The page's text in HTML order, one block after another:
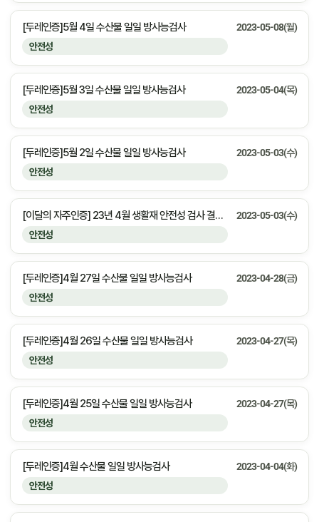
안전성
[두레인증]5월 4일 수산물 일일 방사능검사 2023-05-08(월)
안전성
[두레인증]5월 3일 수산물 일일 방사능검사 2023-05-04(목)
안전성
[두레인증]5월 2일 수산물 일일 방사능검사 2023-05-03(수)
안전성
[이달의 자주인증] 23년 4월 생활재 안전성 검사 결과 안내 2023-05-03(수)
안전성
[두레인증]4월 27일 수산물 일일 방사능검사 2023-04-28(금)
안전성
[두레인증]4월 26일 수산물 일일 방사능검사 2023-04-27(목)
안전성
[두레인증]4월 25일 수산물 일일 방사능검사 2023-04-27(목)
안전성
[두레인증]4월 수산물 일일 방사능검사 2023-04-04(화)